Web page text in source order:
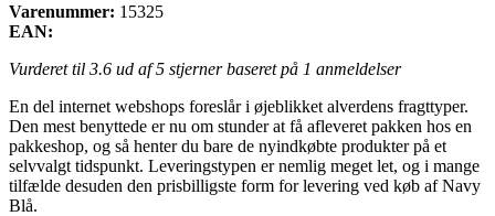
Varenummer: 15325
EAN:
Vurderet til 3.6 ud af 5 stjerner baseret på 1 anmeldelser
En del internet webshops foreslår i øjeblikket alverdens fragttyper.
Den mest benyttede er nu om stunder at få afleveret pakken hos en
pakkeshop, og så henter du bare de nyindkøbte produkter på et
selvvalgt tidspunkt. Leveringstypen er nemlig meget let, og i mange
tilfælde desuden den prisbilligste form for levering ved køb af Navy
Blå.